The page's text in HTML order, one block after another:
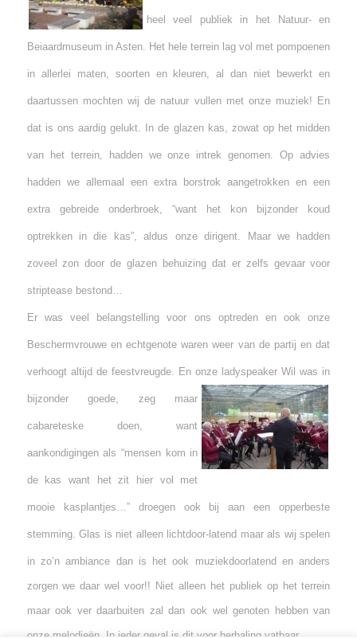
heel veel publiek in het Natuur- en
Beiaardmuseum in Asten. Het hele terrein lag vol met pompoenen
in allerlei maten, soorten en kleuren, al dan niet bewerkt en
daartussen mochten wij de natuur vullen met onze muziek! En
dat is ons aardig gelukt. In de glazen kas, zowat op het midden
van het terrein, hadden we onze intrek genomen. Op advies
hadden we allemaal een extra borstrok aangetrokken en een
extra gebreide onderbroek, “want het kon bijzonder koud
optrekken in die kas”, aldus onze dirigent. Maar we hadden
zoveel zon door de glazen behuizing dat er zelfs gevaar voor
striptease bestond…
Er was veel belangstelling voor ons optreden en ook onze
Beschermvrouwe en echtgenote waren weer van de partij en dat
verhoogt altijd de feestvreugde. En onze ladyspeaker Wil was in
bijzonder goede, zeg maar
cabareteske doen, want
aankondigingen als “mensen kom in
de kas want het zit hier vol met
mooie kasplantjes…” droegen ook bij aan een opperbeste
stemming. Glas is niet alleen lichtdoor-latend maar als wij spelen
in zo’n ambiance dan is het ook muziekdoorl atend en anders
zorgen we daar wel voor!! Niet alleen het publiek op het terrein
maar ook ver daarbuiten zal dan ook wel genoten hebben van
onze melodieën. In ieder geval is dit voor herhaling vatbaar.